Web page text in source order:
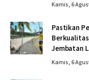
Kamis, 6
Pastikan
Jembatan
Kamis, 6